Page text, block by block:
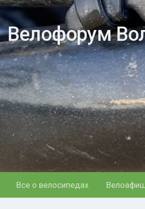
Велофорум
Все о велосипедах